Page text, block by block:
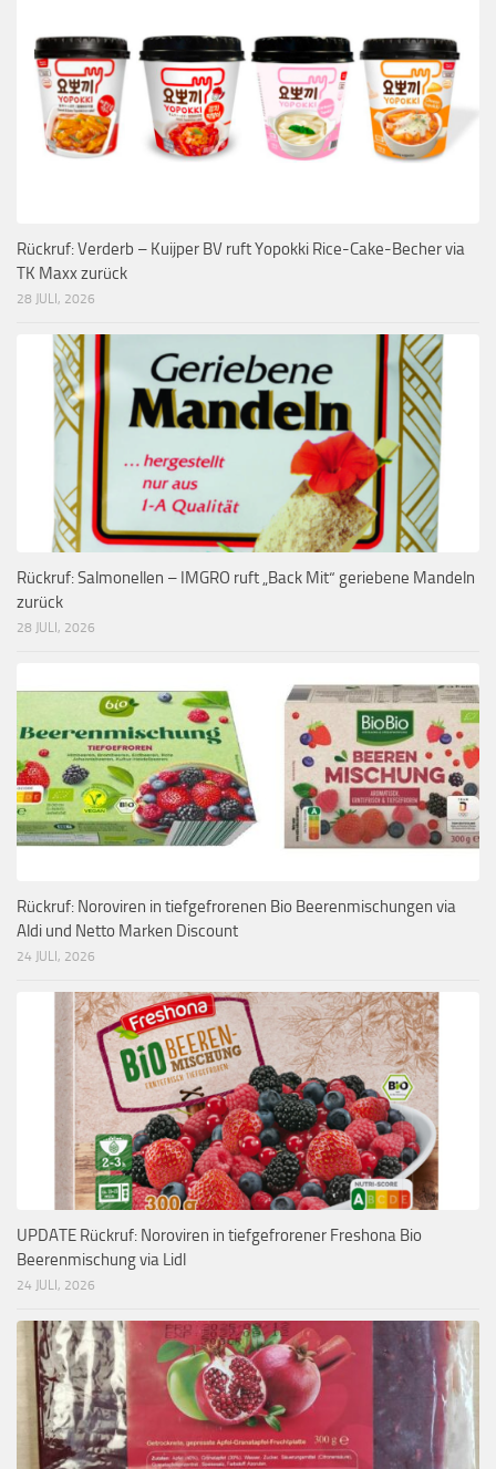
Rückruf: Verderb – Kuijper BV ruft Yopokki Rice-Cake-Becher via
TK Maxx zurück
28 JULI, 2026
Rückruf: Salmonellen – IMGRO ruft „Back Mit“ geriebene Mandeln
zurück
28 JULI, 2026
Rückruf: Noroviren in tiefgefrorenen Bio Beerenmischungen via
Aldi und Netto Marken Discount
24 JULI, 2026
UPDATE Rückruf: Noroviren in tiefgefrorener Freshona Bio
Beerenmischung via Lidl
24 JULI, 2026